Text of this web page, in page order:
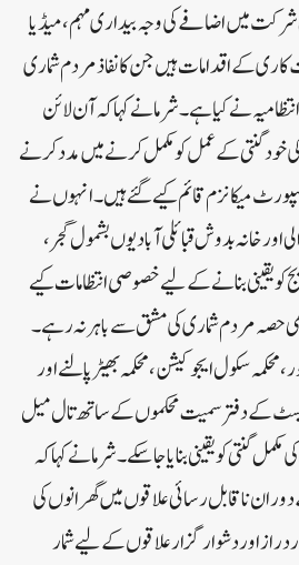
شرکت میں اضافے کی وجہ بیداری مہم، میڈیا
کاری کے اقدامات ہیں جن کا نفاذ مردم شماری
نے کیا ہے۔ شرما نے کہا کہ آن لائن
گنتی کے عمل کو مکمل کرنے میں مدد کرنے
میکانزم قائم کیے گئے ہیں۔انہوں نے
اور خانہ بدوش قبائلی آبادیوں بشمول گجر،
کو یقینی بنانے کے لیے خصوصی انتظامات کیے
حصہ مردم شماری کی مشق سے باہر نہ رہے۔
محکمہ سکول ایجوکیشن، محکمہ بھیڑ پالنے اور
کے دفتر سمیت محکموں کے ساتھ تال میل
گنتی کو یقینی بنایا جا سکے۔شرما نے کہا کہ
ناقابل رسائی علاقوں میں گھرانوں کی
دراز اور دشوار گزار علاقوں کے لیے شمار